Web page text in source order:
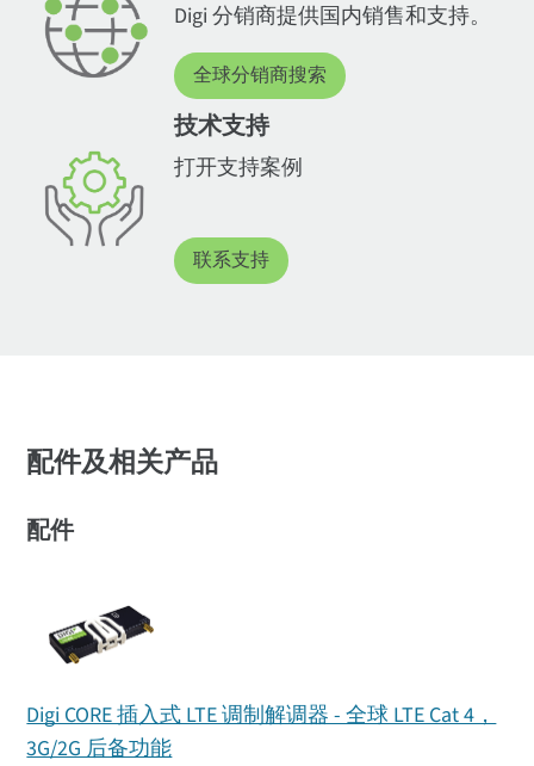
Digi 分销商提供国内销售和支持。
全球分销商搜索
技术支持
打开支持案例
联系支持
配件及相关产品
配件
Digi CORE 插入式 LTE 调制解调器 - 全球 LTE Cat 4，
3G/2G 后备功能